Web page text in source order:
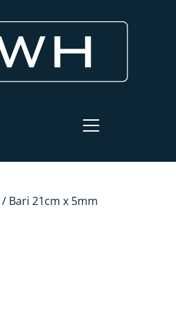
/ Bari 21cm x 5mm